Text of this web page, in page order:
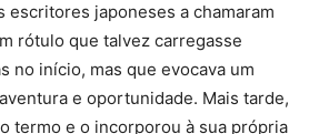
escritores japoneses a chamaram
rótulo que talvez carregasse
no início, mas que evocava um
e oportunidade. Mais tarde,
termo e o incorporou à sua própria